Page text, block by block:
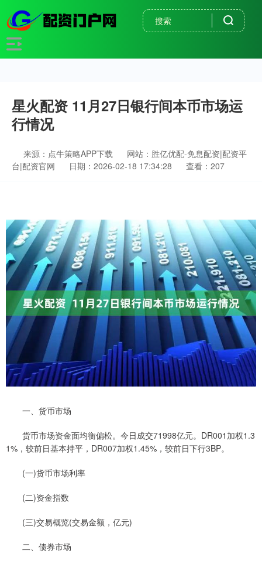
星火配资 11月27日银行间本币市场运
行情况
来源：点牛策略APP下载
网站：胜亿优配-免息配资|配资平
台|配资官网
日期：2026-02-18 17:34:28 查看：207
一、货币市场
货币市场资金面均衡偏松。今日成交71998亿元。DR001加权1.3
1%，较前日基本持平，DR007加权1.45%，较前日下行3BP。
(一)货币市场利率
(二)资金指数
(三)交易概览(交易金额，亿元)
二、债券市场